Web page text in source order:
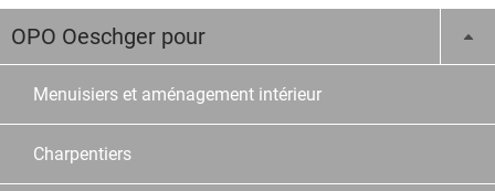
OPO Oeschger pour
Menuisiers et aménagement intérieur
Charpentiers